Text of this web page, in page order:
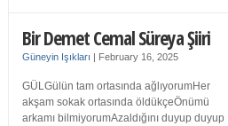
Bir Demet Cemal Süreya Şiiri
Güneyin Işıkları | February 16, 2025
GÜLGülün tam ortasında ağlıyorumHer
akşam sokak ortasında öldükçeÖnümü
arkamı bilmiyorumAzaldığını duyup duyup